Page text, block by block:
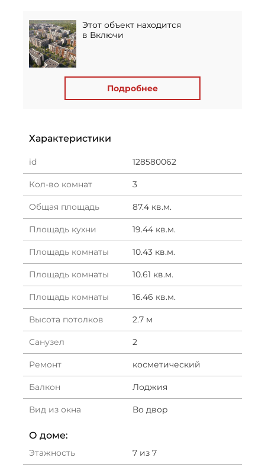
Этот объект находится
в Включи
Подробнее
Характеристики
id 128580062
Кол-во комнат 3
Общая площадь 87.4 кв.м.
Площадь кухни 19.44 кв.м.
Площадь комнаты 10.43 кв.м.
Площадь комнаты 10.61 кв.м.
Площадь комнаты 16.46 кв.м.
Высота потолков 2.7 м
Санузел 2
Ремонт косметический
Балкон Лоджия
Вид из окна Во двор
О доме:
Этажность 7 из 7